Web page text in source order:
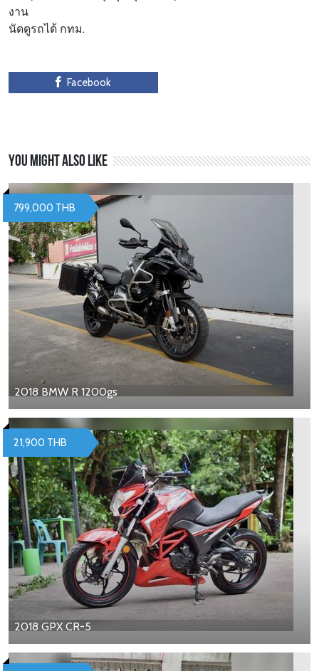
งาน
นัดดูรถได้ กทม.
Facebook
You might also like
2018 BMW R 1200gs
799,000 THB
2018 GPX CR-5
21,900 THB